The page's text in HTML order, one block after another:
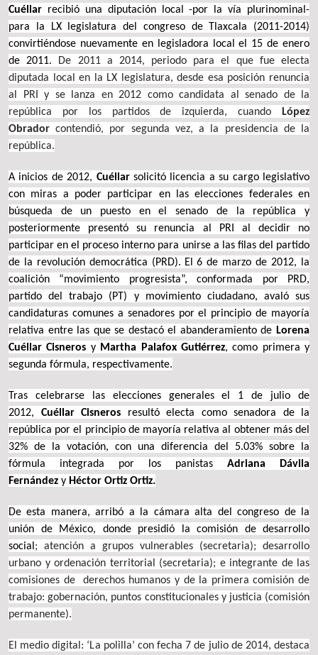
Cuéllar recibió una diputación local -por la vía plurinominal-
para la LX legislatura del congreso de Tlaxcala (2011-2014)
convirtiéndose nuevamente en legisladora local el 15 de enero
de 2011. De 2011 a 2014, periodo para el que fue electa
diputada local en la LX legislatura, desde esa posición renuncia
al PRI y se lanza en 2012 como candidata al senado de la
república por los partidos de izquierda, cuando
López
Obrador contendió, por segunda vez, a la presidencia de la
república.
A inicios de 2012, Cuéllarsolicitó licencia a su cargo legislativo
con miras a poder participar en las elecciones federales en
búsqueda de un puesto en el senado de la república y
posteriormente presentó su renuncia al PRI al decidir no
participar en el proceso interno para unirse a las filas del partido
de la revolución democrática (PRD). El 6 de marzo de 2012, la
coalición “movimiento progresista”, conformada por PRD,
partido del trabajo (PT) y movimiento ciudadano, avaló sus
candidaturas comunes a senadores por el principio de mayoría
relativa entre las que se destacó el abanderamiento de Lorena
Cuéllar Cisneros y Martha Palafox Gutiérrez, como primera y
segunda fórmula, respectivamente.
Tras celebrarse las elecciones generales el 1 de julio de
2012, Cuéllar Cisneros resultó electa como senadora de la
república por el principio de mayoría relativa al obtener más del
32% de la votación, con una diferencia del 5.03% sobre la
fórmula integrada por los panistas Adriana Dávila
Fernández y Héctor Ortiz Ortiz.
De esta manera, arribó a la cámara alta del congreso de la
unión de México, donde presidió la comisión de desarrollo
social ; atención a grupos vulnerables (secretaria); desarrollo
urbano y ordenación territorial (secretaria); e integrante de las
comisiones de derechos humanos y de la primera comisión de
trabajo: gobernación, puntos constitucionales y justicia (comisión
permanente).
El medio digital: ‘La polilla’ con fecha 7 de julio de 2014, destaca